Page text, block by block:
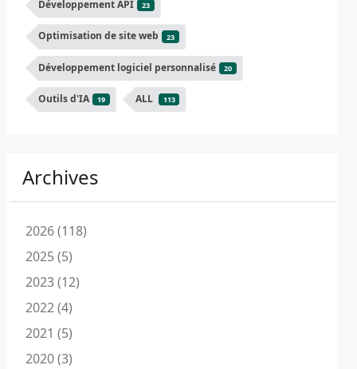
Développement API 23
Optimisation de site web 23
Développement logiciel personnalisé 20
Outils d'IA 19 ALL 113
Archives
2026 (118)
2025 (5)
2023 (12)
2022 (4)
2021 (5)
2020 (3)